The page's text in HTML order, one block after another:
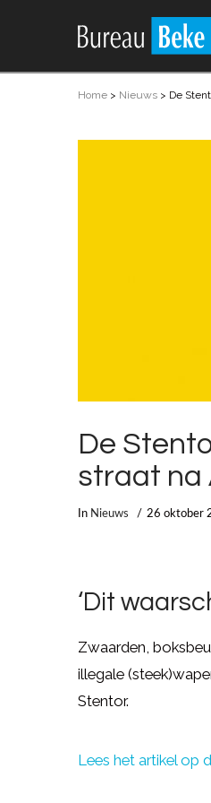
Home > Nieuws > De
De
straat na
In Nieuws 26 oktober
‘Dit
Zwaarden,
illegale
Stentor.
Lees het artikel op